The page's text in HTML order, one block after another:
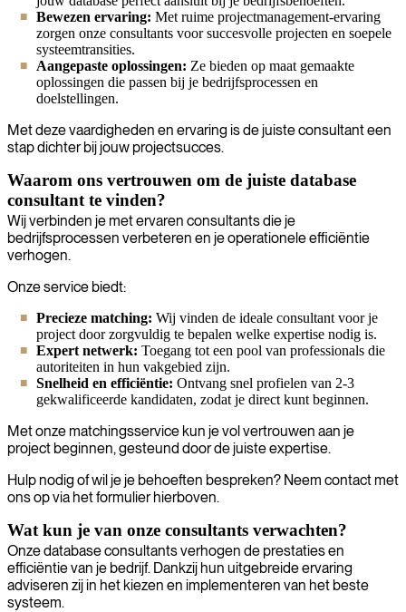
Bewezen ervaring: Met ruime projectmanagement-ervaring
zorgen onze consultants voor succesvolle projecten en soepele
systeemtransities.
Aangepaste oplossingen: Ze bieden op maat gemaakte
oplossingen die passen bij je bedrijfsprocessen en
doelstellingen.
Met deze vaardigheden en ervaring is de juiste consultant een
stap dichter bij jouw projectsucces.
Waarom ons vertrouwen om de juiste database
consultant te vinden?
Wij verbinden je met ervaren consultants die je
bedrijfsprocessen verbeteren en je operationele efficiëntie
verhogen.
Onze service biedt:
Precieze matching: Wij vinden de ideale consultant voor je
project door zorgvuldig te bepalen welke expertise nodig is.
Expert netwerk: Toegang tot een pool van professionals die
autoriteiten in hun vakgebied zijn.
Snelheid en efficiëntie: Ontvang snel profielen van 2-3
gekwalificeerde kandidaten, zodat je direct kunt beginnen.
Met onze matchingsservice kun je vol vertrouwen aan je
project beginnen, gesteund door de juiste expertise.
Hulp nodig of wil je je behoeften bespreken? Neem contact met
ons op via het formulier hierboven.
Wat kun je van onze consultants verwachten?
Onze database consultants verhogen de prestaties en
efficiëntie van je bedrijf. Dankzij hun uitgebreide ervaring
adviseren zij in het kiezen en implementeren van het beste
systeem.